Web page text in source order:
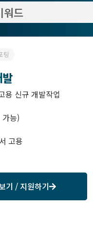
팅
용 신규 개발작업
능)
고용
기 / 지원하기